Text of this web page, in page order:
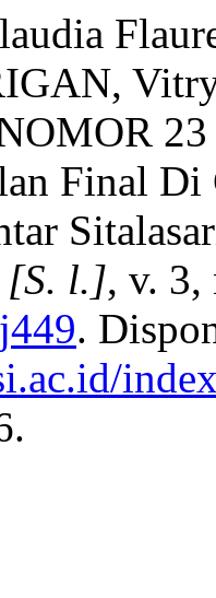
Final
[S. l.], v.
.